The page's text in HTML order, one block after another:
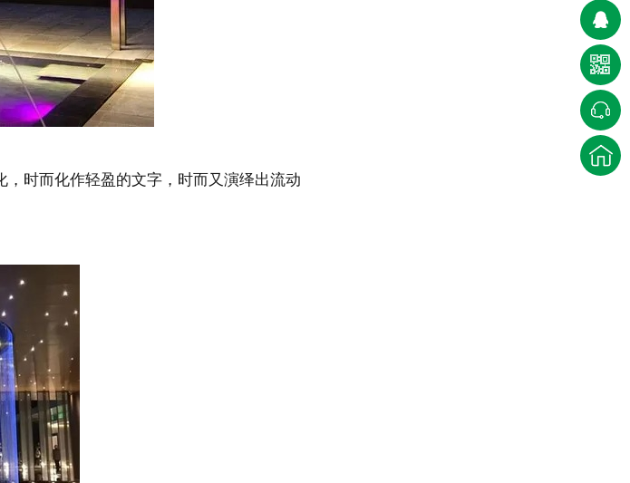
时而化作轻盈的文字，时而又演绎出流动